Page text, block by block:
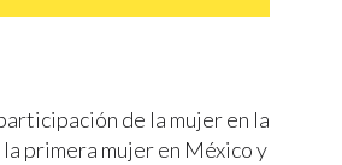
de la mujer en la
primera mujer en México y